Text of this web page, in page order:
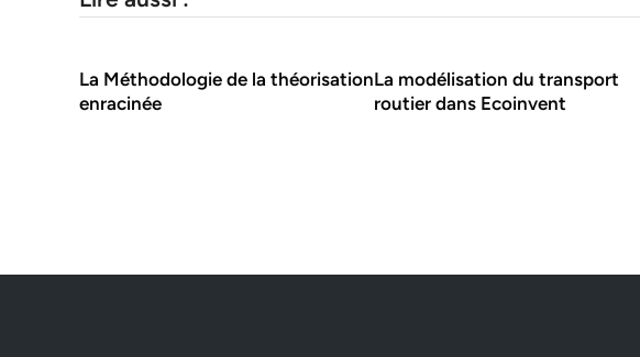
La Méthodologie de la théorisation
enracinée
La modélisation du transport
routier dans Ecoinvent